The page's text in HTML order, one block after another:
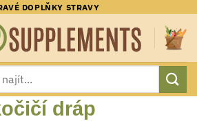
DOPLŇKY STRAVY
dráp